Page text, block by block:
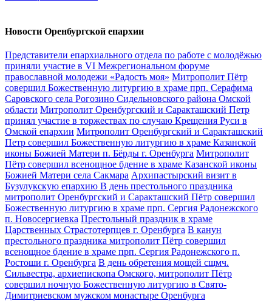
Новости Оренбургской епархии
Представители епархиального отдела по работе с молодёжью
приняли участие в VI Межрегиональном форуме
православной молодежи «Радость моя» Митрополит Пётр
совершил Божественную литургию в храме прп. Серафима
Саровского села Рогозино Сидельновского района Омской
области Митрополит Оренбургский и Саракташский Петр
принял участие в торжествах по случаю Крещения Руси в
Омской епархии Митрополит Оренбургский и Саракташский
Петр совершил Божественную литургию в храме Казанской
иконы Божией Матери п. Бёрды г. Оренбурга Митрополит
Пётр совершил всенощное бдение в храме Казанской иконы
Божией Матери села Сакмара Архипастырский визит в
Бузулукскую епархию В день престольного праздника
митрополит Оренбургский и Саракташский Пётр совершил
Божественную литургию в храме прп. Сергия Радонежского
п. Новосергиевка Престольный праздник в храме
Царственных Страстотерпцев г. Оренбурга В канун
престольного праздника митрополит Пётр совершил
всенощное бдение в храме прп. Сергия Радонежского п.
Ростоши г. Оренбурга В день обретения мощей сщмч.
Сильвестра, архиепископа Омского, митрополит Пётр
совершил ночную Божественную литургию в Свято-
Димитриевском мужском монастыре Оренбурга